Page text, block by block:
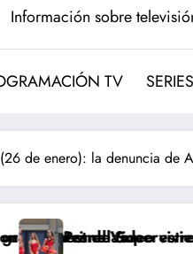
Información sobre
TV SERIES
(26 de enero): la denuncia de
All Stars 3
el reboot de